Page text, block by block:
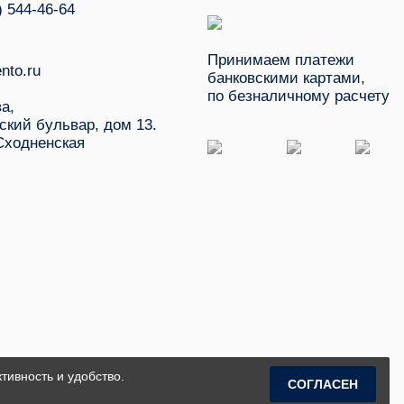
544-46-64
бульвар, дом 13.
Принимаем платежи
банковскими картами,
по безналичному расчету
и удобство.
СОГЛАСЕН